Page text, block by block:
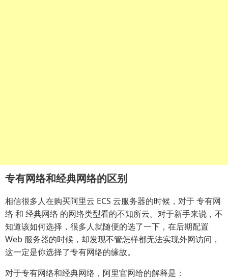
专有网络和经典网络的区别
相信很多人在购买阿里云 ECS 云服务器的时候，对于 专有网
络 和 经典网络 的网络类型看的不知所云。对于新手来说，不
知道该如何选择，很多人就随便的选了一下，在后期配置
Web 服务器的时候，却发现不管怎样都无法实现外网访问，
这一定是你选择了专有网络的缘故。
对于专有网络和经典网络，阿里官网给的解释是：